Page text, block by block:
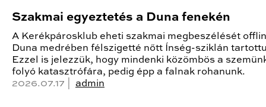
Szakmai egyeztetés a Duna fenekén
A Kerékpárosklub eheti szakmai megbeszélését
Duna medrében félszigetté nőtt Ínség-sziklán
Ezzel is jelezzük, hogy mindenki közömbös a
folyó katasztrófára, pedig épp a falnak rohanunk.
2026.07.17 | admin